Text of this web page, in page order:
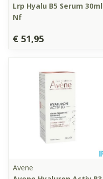
Lrp Hyalu B5 Serum 30ml
Nf
€ 51,95
Avene